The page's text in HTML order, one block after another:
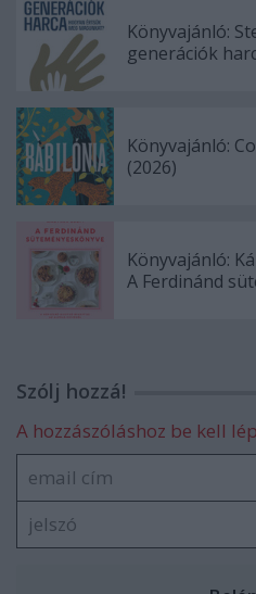
Könyvajánló:
generációk
Könyvajánló:
(2026)
Könyvajánló:
A Ferdinánd
Szólj hozzá!
A hozzászóláshoz be kell